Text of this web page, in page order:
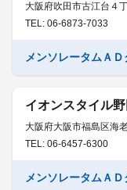
大阪府吹田市古江台４
TEL: 06-6873-7033
メンソレータムＡ
イオンスタイル
大阪府大阪市福島区海
TEL: 06-6457-6300
メンソレータムＡ